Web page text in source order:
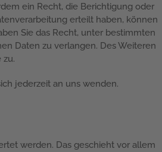
ein Recht, die Berichtigung oder
erteilt haben, können
Sie das Recht, unter bestimmten
Daten zu verlangen. Des Weiteren
zu.
jederzeit an uns wenden.
werden. Das geschieht vor allem